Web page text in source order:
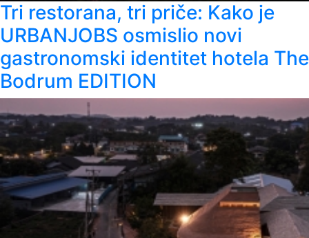
Tri restorana, tri priče: Kako je
URBANJOBS osmislio novi
gastronomski identitet hotela The
Bodrum EDITION